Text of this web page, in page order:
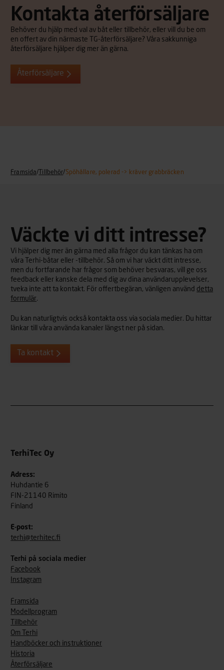
Kontakta återförsäljare
Behöver du hjälp med val av båt eller tillbehör, eller vill du be om
en offert av din närmaste TG-återförsäljare? Våra sakkunniga
återförsäljare hjälper dig mer än gärna.
Återförsäljare
Framsida/ Tillbehör/Spöhållare, polerad -> kräver grabbräcken
Väckte vi ditt intresse?
Vi hjälper dig mer än gärna med alla frågor du kan tänkas ha om
våra Terhi-båtar eller -tillbehör. Så om vi har väckt ditt intresse,
men du fortfarande har frågor som behöver besvaras, vill ge oss
feedback eller kanske dela med dig av dina användarupplevelser,
tveka inte att ta kontakt. För offertbegäran, vänligen använd detta
formulär.
Du kan naturligtvis också kontakta oss via sociala medier. Du hittar
länkar till våra använda kanaler längst ner på sidan.
Ta kontakt
TerhiTec Oy
Adress:
Huhdantie 6
FIN-21140 Rimito
Finland
E-post:
terhi@terhitec.fi
Terhi på sociala medier
Facebook
Instagram
Framsida
Modellprogram
Tillbehör
Om Terhi
Handböcker och instruktioner
Historia
Återförsäljare